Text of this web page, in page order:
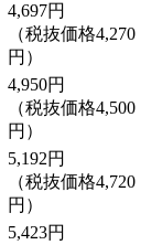
4,697円
（税抜価格4,270
円）
4,950円
（税抜価格4,500
円）
5,192円
（税抜価格4,720
円）
5,423円